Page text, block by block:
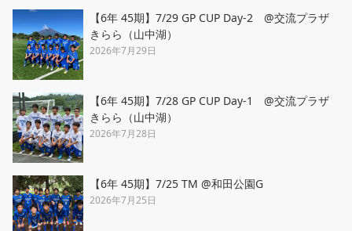
【6年 45期】7/29 GP CUP Day-2 @交流プラザ
きらら（山中湖）
2026年7月29日
【6年 45期】7/28 GP CUP Day-1 @交流プラザ
きらら（山中湖）
2026年7月28日
【6年 45期】7/25 TM @和田公園G
2026年7月25日